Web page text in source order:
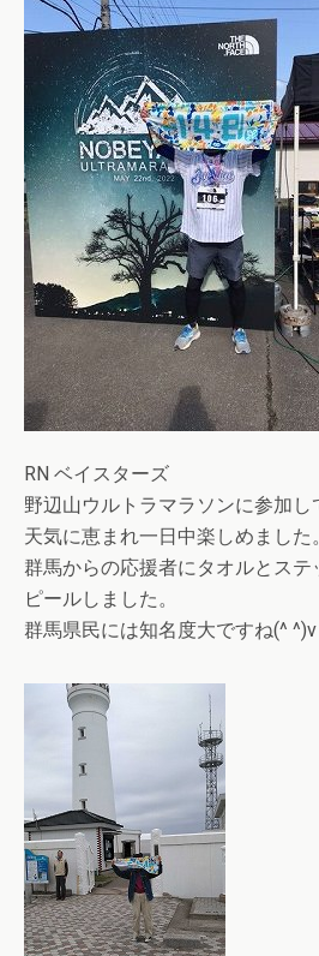
RN ベイスターズ
野辺山ウルトラマラソンに参加し
天気に恵まれ一日中楽しめました。
群馬からの応援者にタオルとス
ピールしました。
群馬県民には知名度大ですね(^ ^)v